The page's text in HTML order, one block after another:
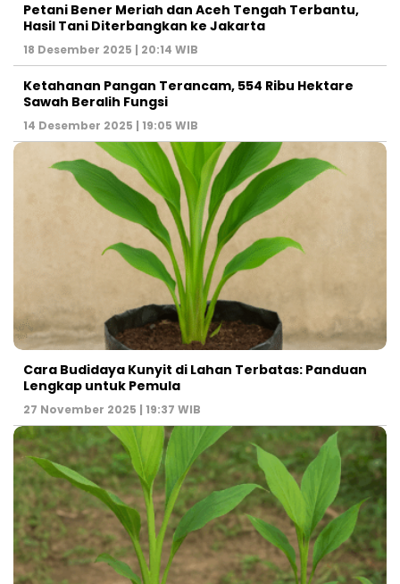
Petani Bener Meriah dan Aceh Tengah Terbantu,
Hasil Tani Diterbangkan ke Jakarta
18 Desember 2025 | 20:14 WIB
Ketahanan Pangan Terancam, 554 Ribu Hektare
Sawah Beralih Fungsi
14 Desember 2025 | 19:05 WIB
Cara Budidaya Kunyit di Lahan Terbatas: Panduan
Lengkap untuk Pemula
27 November 2025 | 19:37 WIB